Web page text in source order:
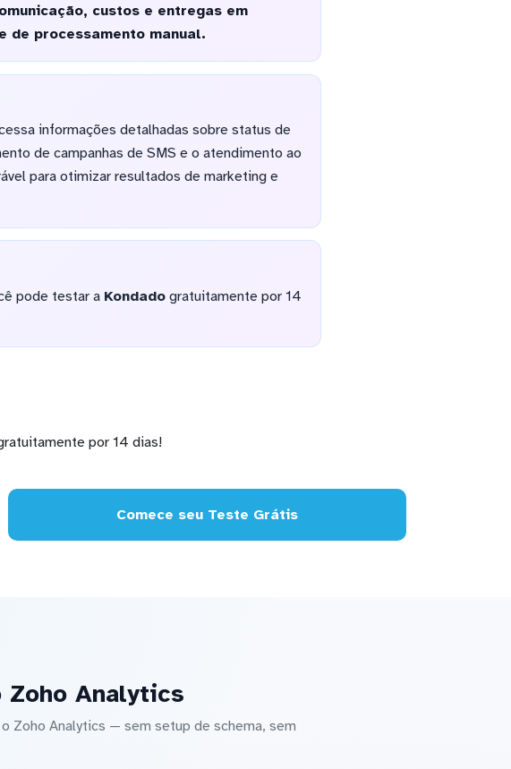
custos e entregas em
de processamento manual.
informações detalhadas sobre status de
de campanhas de SMS e o atendimento ao
para otimizar resultados de marketing e
pode testar a Kondadogratuitamente por 14
por 14 dias!
Comece seu Teste Grátis
Analytics
Zoho Analytics — sem setup de schema, sem